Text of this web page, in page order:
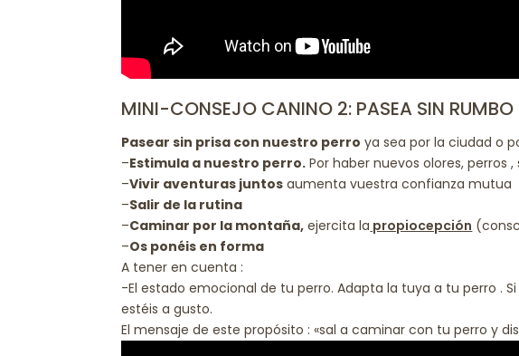
MINI-CONSEJO CANINO 2: PASEA SIN RUMBO
Pasear sin prisa con nuestro perro ya sea por la ciudad o
–Estimula a nuestro perro. Por haber nuevos olores, perros
–Vivir aventuras juntos aumenta vuestra confianza mutua
–Salir de la rutina
–Caminar por la montaña, ejercita la propiocepción
–Os ponéis en forma
A tener en cuenta :
-El estado emocional de tu perro. Adapta la tuya a tu perro .
estéis a gusto.
El mensaje de este propósito : «sal a caminar con tu perro y